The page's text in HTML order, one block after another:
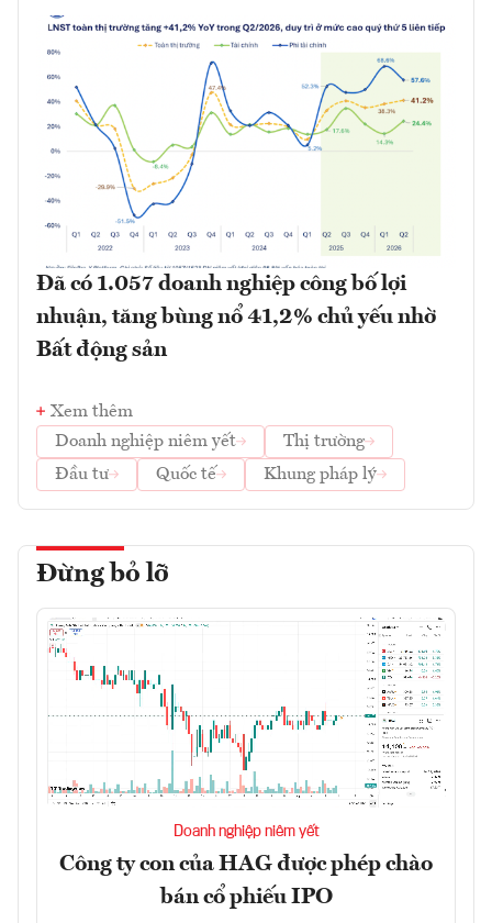
Đã có 1.057 doanh nghiệp công bố lợi
nhuận, tăng bùng nổ 41,2% chủ yếu nhờ
Bất động sản
Xem thêm
Doanh nghiệp niêm yết
Thị trường
Đầu tư
Quốc tế Khung pháp lý
Đừng bỏ lỡ
Doanh nghiệp niêm yết
Công ty con của HAG được phép chào
bán cổ phiếu IPO